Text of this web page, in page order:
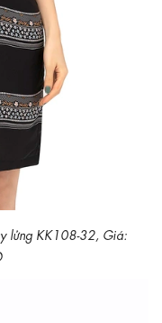
lửng KK108-32, Giá: